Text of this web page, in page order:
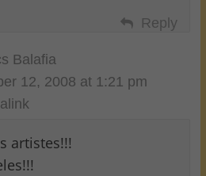
Reply
Balafia
12, 2008 at 1:21 pm
artistes!!!